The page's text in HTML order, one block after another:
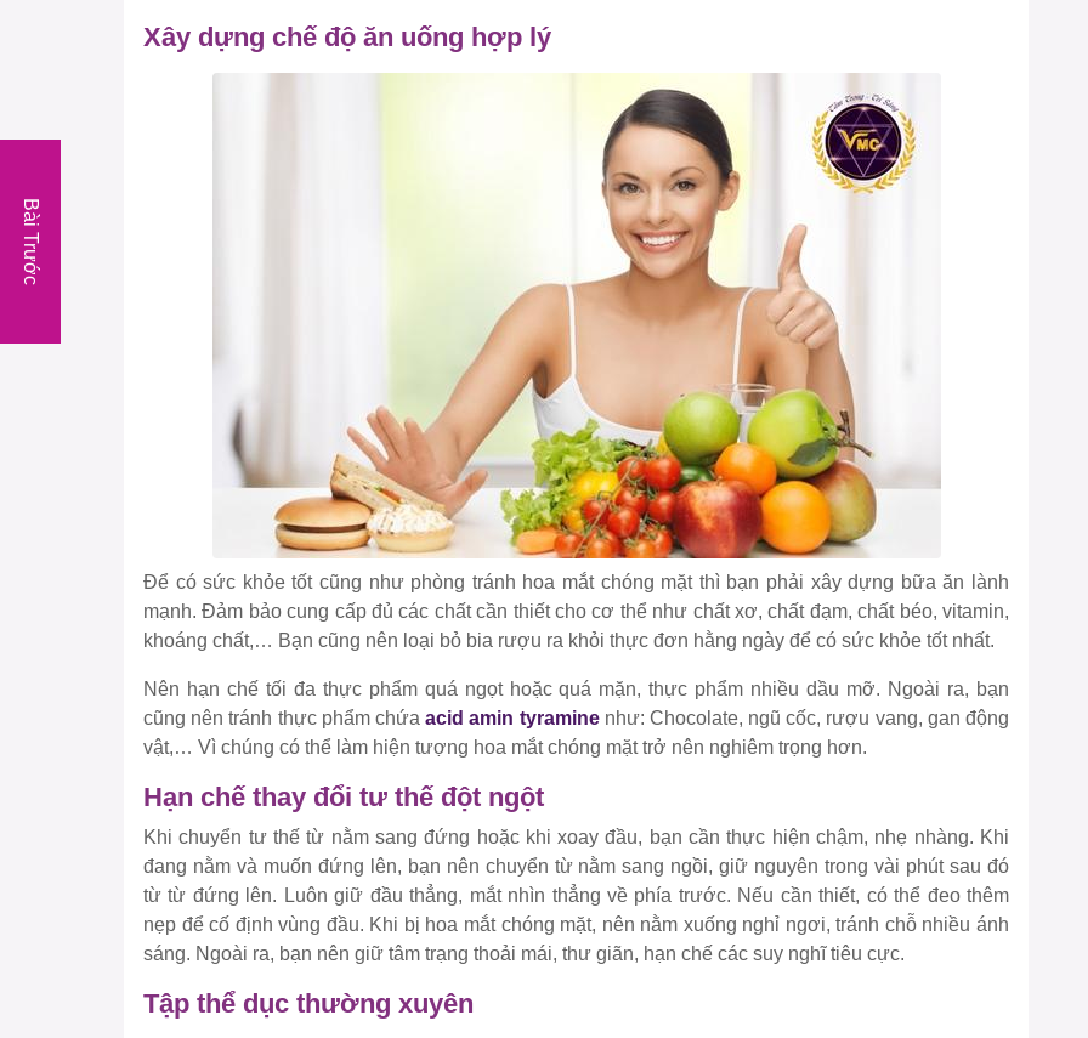
Xây dựng chế độ ăn uống hợp lý
Để có sức khỏe tốt cũng như phòng tránh hoa mắt chóng mặt thì bạn phải xây dựng bữa ăn lành
mạnh. Đảm bảo cung cấp đủ các chất cần thiết cho cơ thể như chất xơ, chất đạm, chất béo, vitamin,
khoáng chất,… Bạn cũng nên loại bỏ bia rượu ra khỏi thực đơn hằng ngày để có sức khỏe tốt nhất.
Nên hạn chế tối đa thực phẩm quá ngọt hoặc quá mặn, thực phẩm nhiều dầu mỡ. Ngoài ra, bạn
cũng nên tránh thực phẩm chứaacid amin tyraminenhư: Chocolate, ngũ cốc, rượu vang, gan động
vật,… Vì chúng có thể làm hiện tượng hoa mắt chóng mặt trở nên nghiêm trọng hơn.
Hạn chế thay đổi tư thế đột ngột
Khi chuyển tư thế từ nằm sang đứng hoặc khi xoay đầu, bạn cần thực hiện chậm, nhẹ nhàng. Khi
đang nằm và muốn đứng lên, bạn nên chuyển từ nằm sang ngồi, giữ nguyên trong vài phút sau đó
từ từ đứng lên. Luôn giữ đầu thẳng, mắt nhìn thẳng về phía trước. Nếu cần thiết, có thể đeo thêm
nẹp để cố định vùng đầu. Khi bị hoa mắt chóng mặt, nên nằm xuống nghỉ ngơi, tránh chỗ nhiều ánh
sáng. Ngoài ra, bạn nên giữ tâm trạng thoải mái, thư giãn, hạn chế các suy nghĩ tiêu cực.
Tập thể dục thường xuyên
Bài Trước